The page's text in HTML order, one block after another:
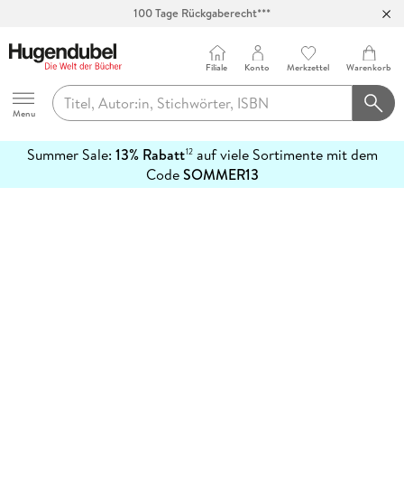
100 Tage Rückgaberecht***
Hugendubel
Menu
Filiale Konto Merkzettel Warenkorb
Summer Sale: 13% Rabatt12auf viele Sortimente mit dem
CodeSOMMER13
erfahren